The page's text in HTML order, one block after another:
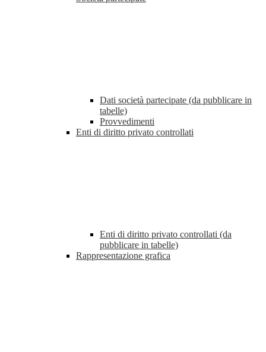
Dati società partecipate (da pubblicare in
tabelle)
Provvedimenti
Enti di diritto privato controllati
Enti di diritto privato controllati (da
pubblicare in tabelle)
Rappresentazione grafica